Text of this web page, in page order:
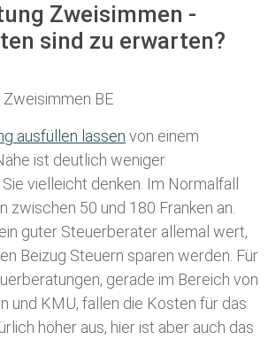
Zweisimmen -
sind zu erwarten?
ausfüllen lassen von einem
ist deutlich weniger
vielleicht denken. Im Normalfall
zwischen 50 und 180 Franken an.
guter Steuerberater allemal wert,
Beizug Steuern sparen werden. Für
gerade im Bereich von
und KMU, fallen die Kosten für das
höher aus, hier ist aber auch das